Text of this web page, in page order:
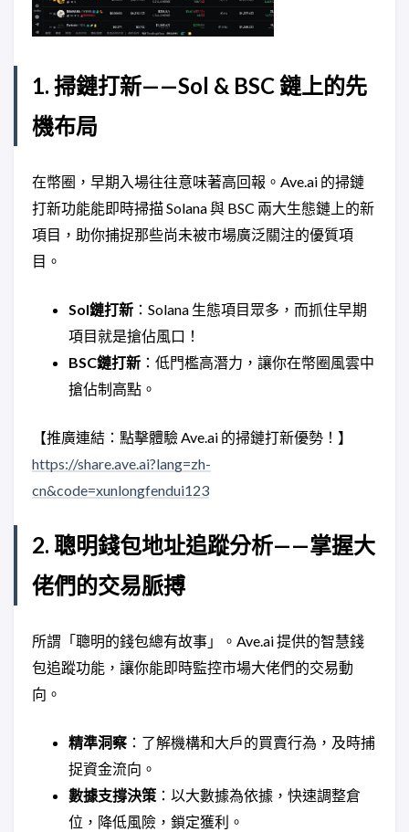
1. 掃鏈打新——Sol & BSC 鏈上的先
機布局
在幣圈，早期入場往往意味著高回報。Ave.ai 的掃鏈
打新功能能即時掃描 Solana 與 BSC 兩大生態鏈上的新
項目，助你捕捉那些尚未被市場廣泛關注的優質項
目。
Sol鏈打新 ：Solana 生態項目眾多，而抓住早期
項目就是搶佔風口！
BSC鏈打新 ：低門檻高潛力，讓你在幣圈風雲中
搶佔制高點。
【推廣連結：點擊體驗 Ave.ai 的掃鏈打新優勢！】
https://share.ave.ai?lang=zh-
cn&code=xunlongfendui123
2. 聰明錢包地址追蹤分析——掌握大
佬們的交易脈搏
所謂「聰明的錢包總有故事」。Ave.ai 提供的智慧錢
包追蹤功能，讓你能即時監控市場大佬們的交易動
向。
精準洞察 ：了解機構和大戶的買賣行為，及時捕
捉資金流向。
數據支撐決策 ：以大數據為依據，快速調整倉
位，降低風險，鎖定獲利。